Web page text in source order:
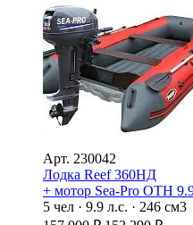
Арт. 230042
Лодка Reef 360НД
+ мотор Sea-Pro ОТН
5 чел · 9.9 л.с. · 246 см3